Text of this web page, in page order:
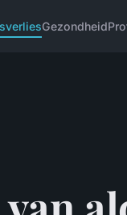
Gezondheid